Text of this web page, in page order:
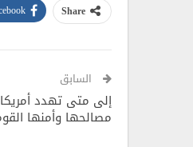
وإتفاق الرياض، هو
إلا أن الحكومة
الحكومة الامريكية
القائم بين دول
Share
السابق
إلى متى تهدد
مصالحها وأمنها